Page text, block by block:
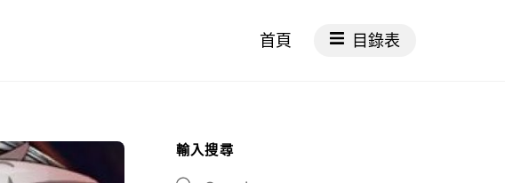
首頁 目錄表
輸入搜尋